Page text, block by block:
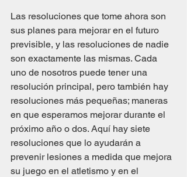
Las resoluciones que tome ahora son
sus planes para mejorar en el futuro
previsible, y las resoluciones de nadie
son exactamente las mismas. Cada
uno de nosotros puede tener una
resolución principal, pero también hay
resoluciones más pequeñas; maneras
en que esperamos mejorar durante el
próximo año o dos. Aquí hay siete
resoluciones que lo ayudarán a
prevenir lesiones a medida que mejora
su juego en el atletismo y en el